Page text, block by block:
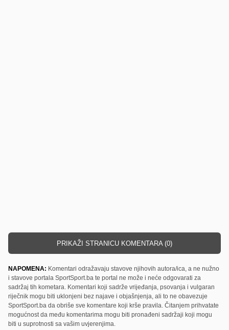
PRIKAŽI STRANICU KOMENTARA (0)
NAPOMENA: Komentari odražavaju stavove njihovih autora/ica, a ne nužno
i stavove portala SportSport.ba te portal ne može i neće odgovarati za
sadržaj tih kometara. Komentari koji sadrže vrijeđanja, psovanja i vulgaran
riječnik mogu biti uklonjeni bez najave i objašnjenja, ali to ne obavezuje
SportSport.ba da obriše sve komentare koji krše pravila. Čitanjem prihvatate
mogućnost da među komentarima mogu biti pronađeni sadržaji koji mogu
biti u suprotnosti sa vašim uvjerenjima.